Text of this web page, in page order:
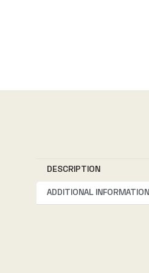
DESCRIPTION
ADDITIONAL INFORMATION